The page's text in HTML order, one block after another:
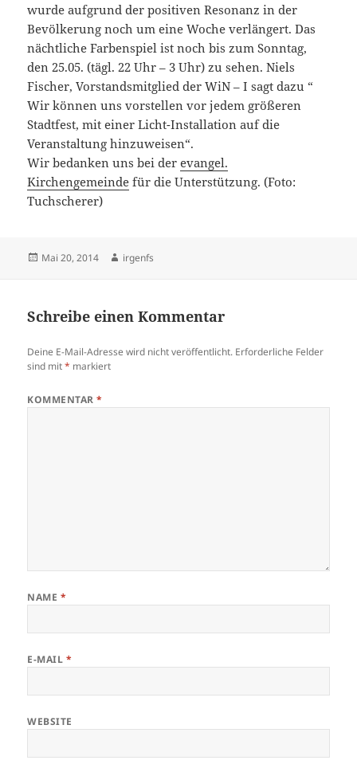
wurde aufgrund der positiven Resonanz in der
Bevölkerung noch um eine Woche verlängert. Das
nächtliche Farbenspiel ist noch bis zum Sonntag,
den 25.05. (tägl. 22 Uhr – 3 Uhr) zu sehen. Niels
Fischer, Vorstandsmitglied der WiN – I sagt dazu “
Wir können uns vorstellen vor jedem größeren
Stadtfest, mit einer Licht-Installation auf die
Veranstaltung hinzuweisen“.
Wir bedanken uns bei derevangel.
Kirchengemeinde für die Unterstützung. (Foto:
Tuchscherer)
Veröffentlicht
Mai 20, 2014 Autor
irgenfs
Schreibe einen Kommentar
Deine E-Mail-Adresse wird nicht veröffentlicht. Erforderliche Felder
sind mit* markiert
KOMMENTAR*
NAME *
E-MAIL *
WEBSITE